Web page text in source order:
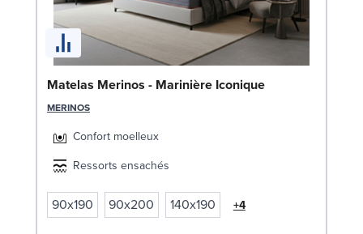
Matelas Merinos - Marinière Iconique
MERINOS
Confort moelleux
Ressorts ensachés
90x190 90x200 140x190 +4